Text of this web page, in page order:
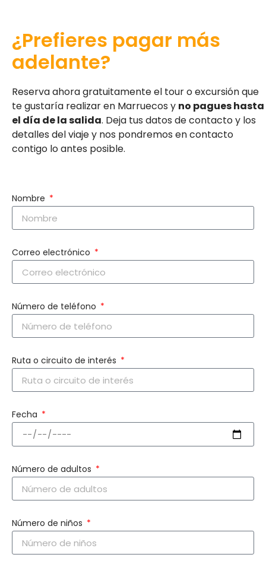
¿Prefieres pagar más
adelante?
Reserva ahora gratuitamente el tour o excursión que
te gustaría realizar en Marruecos y no pagues hasta
el día de la salida. Deja tus datos de contacto y los
detalles del viaje y nos pondremos en contacto
contigo lo antes posible.
Nombre
Correo electrónico
Número de teléfono
Ruta o circuito de interés
Fecha
Número de adultos
Número de niños